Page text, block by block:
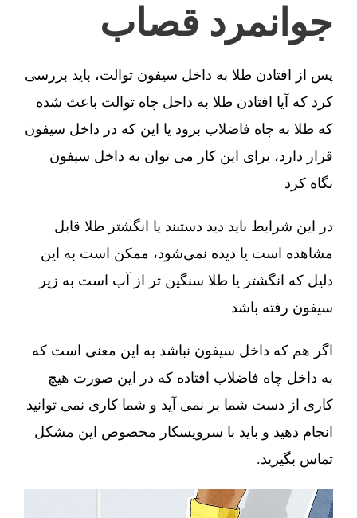
جوانمرد قصاب
پس از افتادن طلا به داخل سیفون توالت، باید بررسی
کرد که آیا افتادن طلا به داخل چاه توالت باعث شده
که طلا به چاه فاضلاب برود یا این که در داخل سیفون
قرار دارد، برای این کار می توان به داخل سیفون
نگاه کرد
در این شرایط باید دید دستبند یا انگشتر طلا قابل
مشاهده است یا دیده نمی‌شود، ممکن است به این
دلیل که انگشتر یا طلا سنگین تر از آب است به زیر
سیفون رفته باشد
اگر هم که داخل سیفون نباشد به این معنی است که
به داخل چاه فاضلاب افتاده که در این صورت هیچ
کاری از دست شما بر نمی آید و شما کاری نمی توانید
انجام دهید و باید با سرویسکار مخصوص این مشکل
تماس بگیرید.